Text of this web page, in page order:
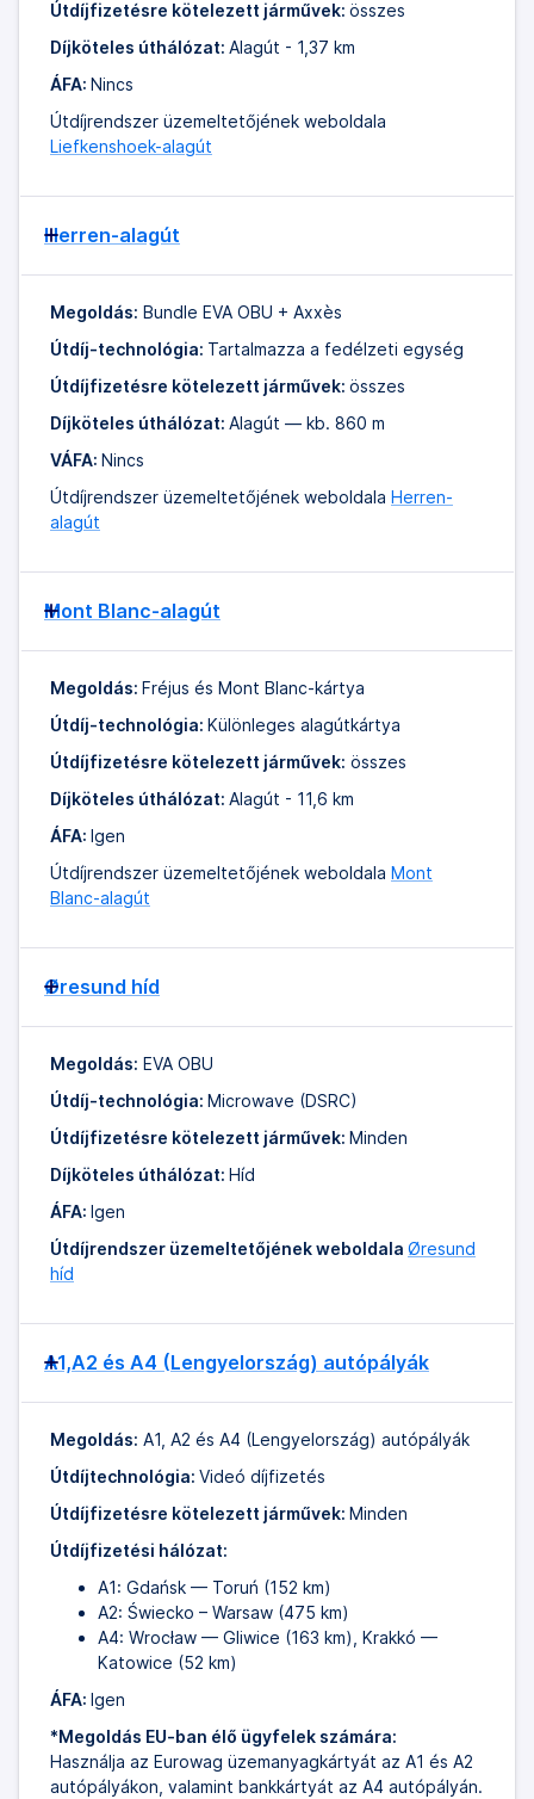
Útdíjfizetésre kötelezett járművek: összes
Díjköteles úthálózat: Alagút - 1,37 km
ÁFA: Nincs
Útdíjrendszer üzemeltetőjének weboldala
Liefkenshoek-alagút
Herren-alagút
Megoldás: Bundle EVA OBU + Axxès
Útdíj-technológia: Tartalmazza a fedélzeti egység
Útdíjfizetésre kötelezett járművek: összes
Díjköteles úthálózat: Alagút — kb. 860 m
VÁFA: Nincs
Útdíjrendszer üzemeltetőjének weboldala Herren-
alagút
Mont Blanc-alagút
Megoldás: Fréjus és Mont Blanc-kártya
Útdíj-technológia: Különleges alagútkártya
Útdíjfizetésre kötelezett járművek: összes
Díjköteles úthálózat: Alagút - 11,6 km
ÁFA: Igen
Útdíjrendszer üzemeltetőjének weboldala Mont
Blanc-alagút
Øresund híd
Megoldás: EVA OBU
Útdíj-technológia: Microwave (DSRC)
Útdíjfizetésre kötelezett járművek: Minden
Díjköteles úthálózat: Híd
ÁFA: Igen
Útdíjrendszer üzemeltetőjének weboldala Øresund
híd
A1,A2 és A4 (Lengyelország) autópályák
Megoldás: A1, A2 és A4 (Lengyelország) autópályák
Útdíjtechnológia: Videó díjfizetés
Útdíjfizetésre kötelezett járművek: Minden
Útdíjfizetési hálózat:
A1: Gdańsk — Toruń (152 km)
A2: Świecko – Warsaw (475 km)
A4: Wrocław — Gliwice (163 km), Krakkó —
Katowice (52 km)
ÁFA: Igen
*Megoldás EU-ban élő ügyfelek számára:
Használja az Eurowag üzemanyagkártyát az A1 és A2
autópályákon, valamint bankkártyát az A4 autópályán.